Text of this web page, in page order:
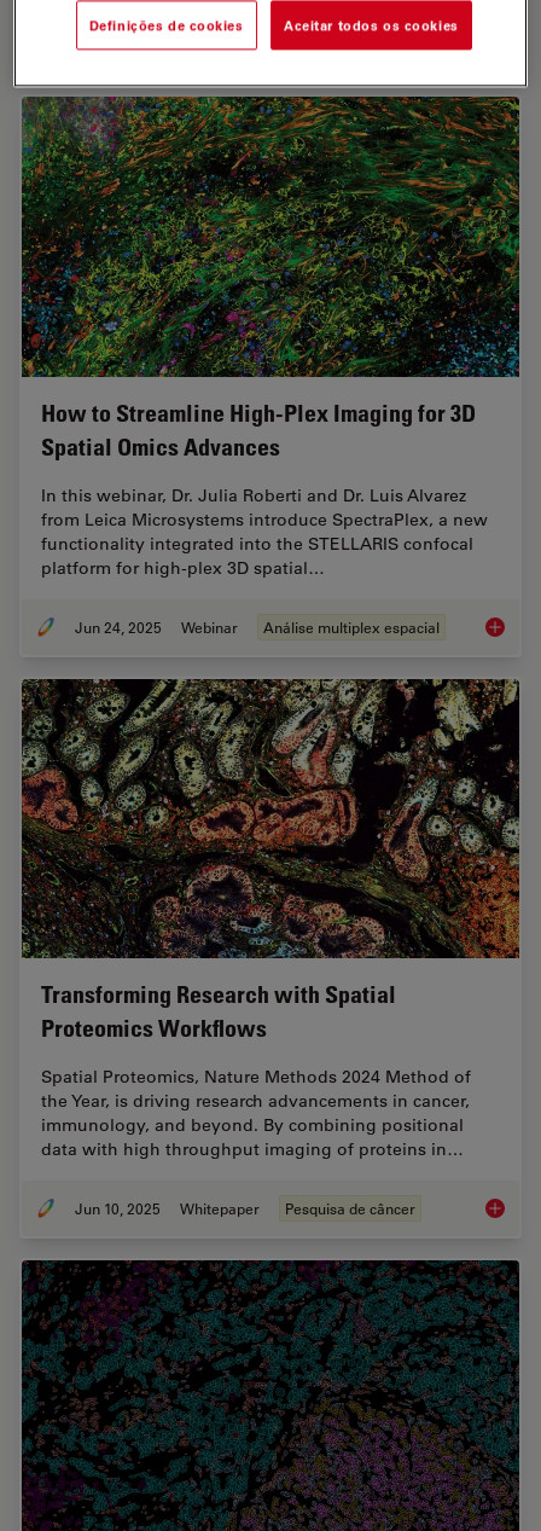
Jul 15, 2025 Guia Neurociência
How to Streamline High-Plex Imaging for 3D
Spatial Omics Advances
In this webinar, Dr. Julia Roberti and Dr. Luis Alvarez
from Leica Microsystems introduce SpectraPlex, a new
functionality integrated into the STELLARIS confocal
platform for high-plex 3D spatial…
Jun 24, 2025 Webinar Análise multiplex espacial How to
Transforming Research with Spatial
Proteomics Workflows
Spatial Proteomics, Nature Methods 2024 Method of
the Year, is driving research advancements in cancer,
immunology, and beyond. By combining positional
data with high throughput imaging of proteins in…
Jun 10, 2025 Whitepaper Pesquisa de câncer
Definições de cookies Aceitar todos os cookies